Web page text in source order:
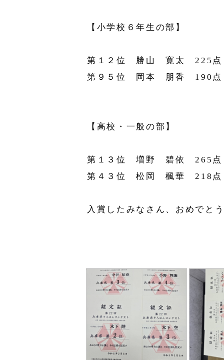
【小学校６年生の部】
第１２位 勝山 寛太 225点
第９５位 岡本 朋香 190点
【高校・一般の部】
第１３位 増野 碧依 265点
第４３位 松岡 楓華 218点
入賞したみなさん、おめでと